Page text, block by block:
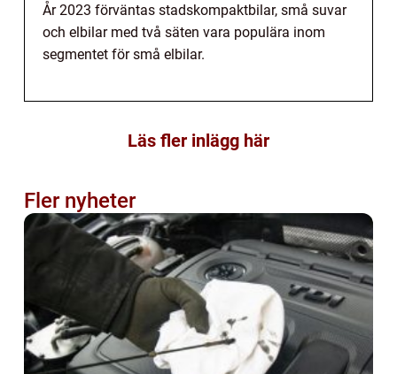
År 2023 förväntas stadskompaktbilar, små suvar
och elbilar med två säten vara populära inom
segmentet för små elbilar.
Läs fler inlägg här
Fler nyheter